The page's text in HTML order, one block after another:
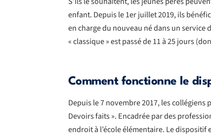
enfant. Depuis le 1er juillet 2019, ils
en charge du nouveau né dans un
« classique » est passé de 11 à 25 jours
Comment fonctionne le
Depuis le 7 novembre 2017, les
Devoirs faits ». Encadrée par des
endroit à l’école élémentaire. Le dispositif